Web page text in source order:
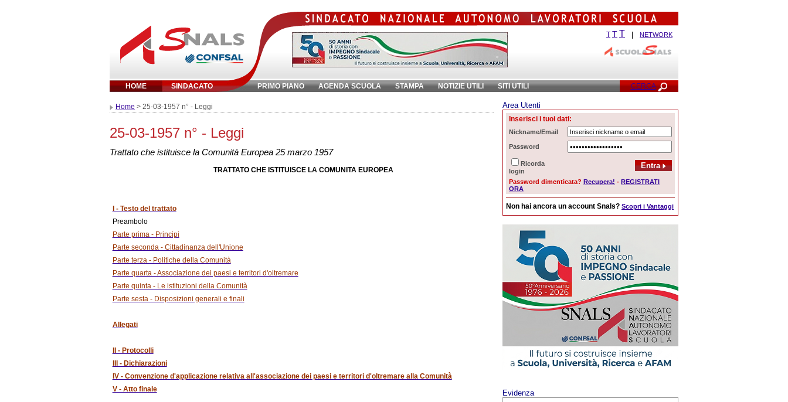
T TT NETWORK
HOME SINDACATO PRIMO PIANO AGENDA SCUOLA STAMPA NOTIZIE UTILI SITI UTILI CERCA
Inserisci parola chiave: Ricerca Avanzata
Home > 25-03-1957 n° - Leggi
25-03-1957 n° - Leggi
Trattato che istituisce la Comunità Europea 25 marzo 1957
TRATTATO CHE ISTITUISCE LA COMUNITA EUROPEA
I - Testo del trattato
Preambolo
Parte prima - Principi
Parte seconda - Cittadinanza dell'Unione
Parte terza - Politiche della Comunità
Parte quarta - Associazione dei paesi e territori d'oltremare
Parte quinta - Le istituzioni della Comunità
Parte sesta - Disposizioni generali e finali
Allegati
II - Protocolli
III - Dichiarazioni
IV - Convenzione d'applicazione relativa all'associazione dei paesi e territori d'oltremare alla Comunità
V - Atto finale
Area Utenti
Inserisci i tuoi dati:
Nickname/Email
Password
Ricorda
login
Password dimenticata? Recupera! - REGISTRATI
ORA
Non hai ancora un account Snals? Scopri i Vantaggi
Evidenza